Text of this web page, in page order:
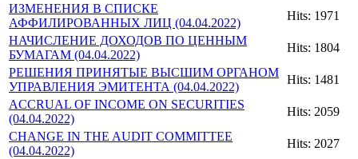
ИЗМЕНЕНИЯ В СПИСКЕ
АФФИЛИРОВАННЫХ ЛИЦ (04.04.2022)
Hits: 1971
НАЧИСЛЕНИЕ ДОХОДОВ ПО ЦЕННЫМ
БУМАГАМ (04.04.2022)
Hits: 1804
РЕШЕНИЯ ПРИНЯТЫЕ ВЫСШИМ ОРГАНОМ
УПРАВЛЕНИЯ ЭМИТЕНТА (04.04.2022)
Hits: 1481
ACCRUAL OF INCOME ON SECURITIES
(04.04.2022)
Hits: 2059
CHANGE IN THE AUDIT COMMITTEE
(04.04.2022)
Hits: 2027